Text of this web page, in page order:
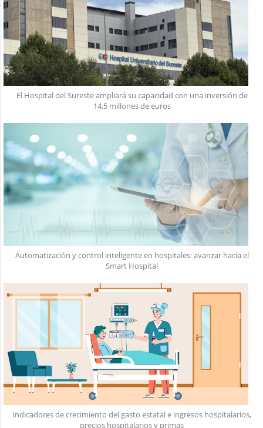
El Hospital del Sureste ampliará su capacidad con una inversión de
14,5 millones de euros
Automatización y control inteligente en hospitales: avanzar hacia el
Smart Hospital
Indicadores de crecimiento del gasto estatal e ingresos hospitalarios,
precios hospitalarios y primas